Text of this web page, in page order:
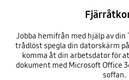
Jobba hemifrån med hjälp av
trådlöst spegla din datorskärm
komma åt din arbetsdator för
dokument med Microsoft Office
soffan.